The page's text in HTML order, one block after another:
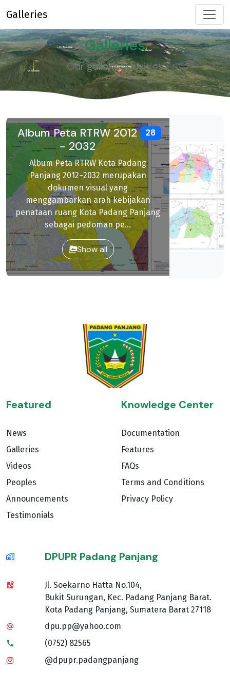
Galleries
Galleries
Our gallery activities
28
Album Peta RTRW 2012
- 2032
Album Peta RTRW Kota Padang
Panjang 2012–2032 merupakan
dokumen visual yang
menggambarkan arah kebijakan
penataan ruang Kota Padang Panjang
sebagai pedoman pe...
Show all
Featured
News
Galleries
Videos
Peoples
Announcements
Testimonials
Knowledge Center
Documentation
Features
FAQs
Terms and Conditions
Privacy Policy
DPUPR Padang Panjang
Jl. Soekarno Hatta No.104,
Bukit Surungan, Kec. Padang Panjang Barat.
Kota Padang Panjang, Sumatera Barat 27118
dpu.pp@yahoo.com
(0752) 82565
@dpupr.padangpanjang